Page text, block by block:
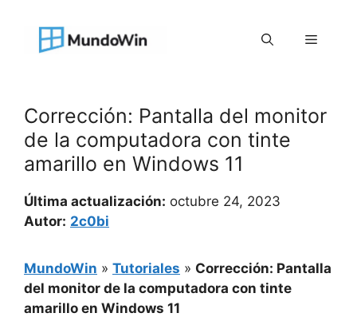
contenido
Menú
Corrección: Pantalla del monitor
de la computadora con tinte
amarillo en Windows 11
Última actualización: octubre 24, 2023
Autor: 2c0bi
MundoWin » Tutoriales » Corrección: Pantalla
del monitor de la computadora con tinte
amarillo en Windows 11